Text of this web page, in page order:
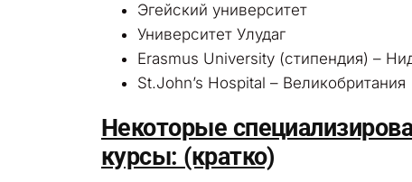
Эгейский университет
Университет Улудаг
Erasmus University (стипендия) –
St.John’s Hospital – Великобритания
Некоторые
курсы: (кратко)